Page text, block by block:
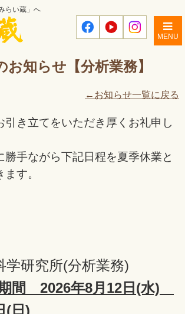
らい蔵」へ
MENU
お知らせ【分析業務】
←お知らせ一覧に戻る
引き立てをいただき厚くお礼申し
勝手ながら下記日程を夏季休業と
す。
学研究所(分析業務)
間 2026年8月12日(水)
(日)